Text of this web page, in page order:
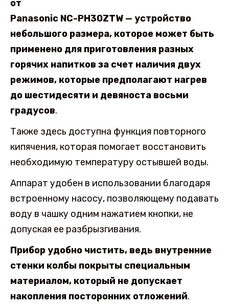
от
Panasonic NC-PH30ZTW — устройство
небольшого размера, которое может быть
применено для приготовления разных
горячих напитков за счет наличия двух
режимов, которые предполагают нагрев
до шестидесяти и девяноста восьми
градусов.
Также здесь доступна функция повторного
кипячения, которая помогает восстановить
необходимую температуру остывшей воды.
Аппарат удобен в использовании благодаря
встроенному насосу, позволяющему подавать
воду в чашку одним нажатием кнопки, не
допуская ее разбрызгивания.
Прибор удобно чистить, ведь внутренние
стенки колбы покрыты специальным
материалом, который не допускает
накопления посторонних отложений.